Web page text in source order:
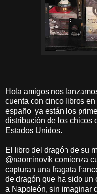
Hola amigos nos
cuenta con cinco libros
español ya están los
distribución de los chicos
Estados Unidos.
El libro del dragón de su
@naominovik comienza
capturan una fragata
de dragón que ha sido un
a Napoleón, sin imaginar